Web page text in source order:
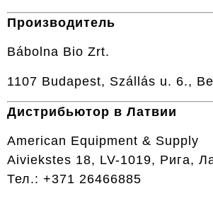
Производитель
Bábolna Bio Zrt.
1107 Budapest, Szállás u. 6.,
Дистрибьютор в Латвии
American Equipment & Supply
Aiviekstes 18, LV-1019, Рига,
Тел.: +371 26466885